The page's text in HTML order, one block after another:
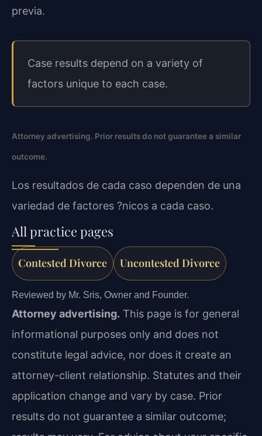
previa.
Case results depend on a variety of
factors unique to each case.
Attorney advertising. Prior results do not guarantee a similar
outcome.
Los resultados de cada caso dependen de una
variedad de factores ?nicos a cada caso.
All practice pages
Contested Divorce Uncontested Divorce
Reviewed by Mr. Sris, Owner and Founder.
Attorney advertising. This page is for general
informational purposes only and does not
constitute legal advice, nor does it create an
attorney-client relationship. Statutes and their
application change and vary by case. Prior
results do not guarantee a similar outcome;